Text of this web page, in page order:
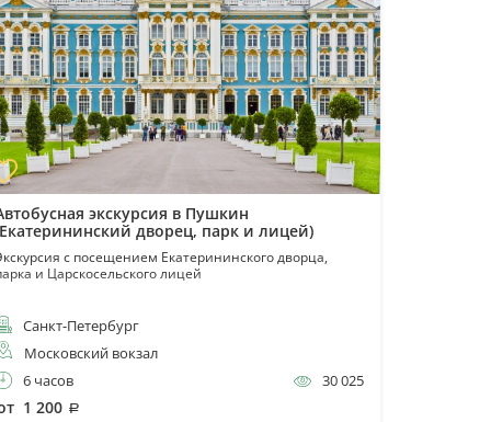
экскурсия в Пушкин
дворец, парк и лицей)
с посещением Екатерининского дворца,
и Царскосельского лицей
Санкт-Петербург
Московский вокзал
6 часов
30 025
1 200